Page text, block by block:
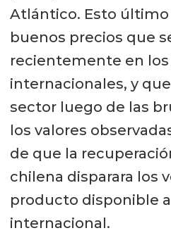
Atlántico. Esto
buenos precios que
recientemente en
internacionales, y
sector luego de las
los valores
de que la
chilena disparara los
producto disponible
internacional.